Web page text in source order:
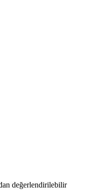
değerlendirilebilir